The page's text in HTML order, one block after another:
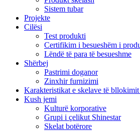
Sistem tubar
Projekte
Cilësi
Test produkti
Certifikim i besueshëm i
Lëndë të para të besueshme
Shërbej
Pastrimi doganor
Zinxhir furnizimi
Karakteristikat e skelave të bllokimit
Kush jemi
Kulturë korporative
Grupi i çelikut Shinestar
Skelat botërore